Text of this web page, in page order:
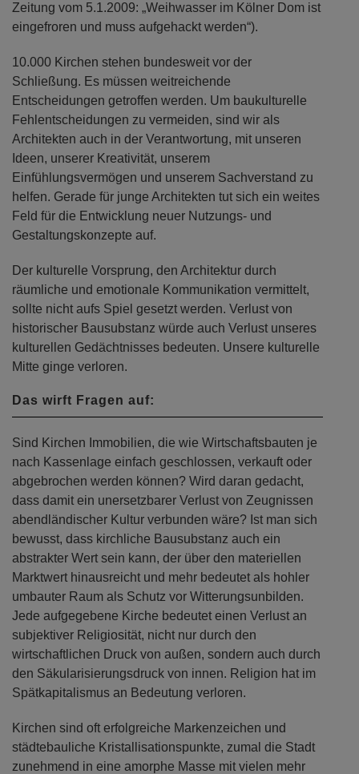
Zeitung vom 5.1.2009: „Weihwasser im Kölner Dom ist
eingefroren und muss aufgehackt werden“).
10.000 Kirchen stehen bundesweit vor der
Schließung. Es müssen weitreichende
Entscheidungen getroffen werden. Um baukulturelle
Fehlentscheidungen zu vermeiden, sind wir als
Architekten auch in der Verantwortung, mit unseren
Ideen, unserer Kreativität, unserem
Einfühlungsvermögen und unserem Sachverstand zu
helfen. Gerade für junge Architekten tut sich ein weites
Feld für die Entwicklung neuer Nutzungs- und
Gestaltungskonzepte auf.
Der kulturelle Vorsprung, den Architektur durch
räumliche und emotionale Kommunikation vermittelt,
sollte nicht aufs Spiel gesetzt werden. Verlust von
historischer Bausubstanz würde auch Verlust unseres
kulturellen Gedächtnisses bedeuten. Unsere kulturelle
Mitte ginge verloren.
Das wirft Fragen auf:
Sind Kirchen Immobilien, die wie Wirtschaftsbauten je
nach Kassenlage einfach geschlossen, verkauft oder
abgebrochen werden können? Wird daran gedacht,
dass damit ein unersetzbarer Verlust von Zeugnissen
abendländischer Kultur verbunden wäre? Ist man sich
bewusst, dass kirchliche Bausubstanz auch ein
abstrakter Wert sein kann, der über den materiellen
Marktwert hinausreicht und mehr bedeutet als hohler
umbauter Raum als Schutz vor Witterungsunbilden.
Jede aufgegebene Kirche bedeutet einen Verlust an
subjektiver Religiosität, nicht nur durch den
wirtschaftlichen Druck von außen, sondern auch durch
den Säkularisierungsdruck von innen. Religion hat im
Spätkapitalismus an Bedeutung verloren.
Kirchen sind oft erfolgreiche Markenzeichen und
städtebauliche Kristallisationspunkte, zumal die Stadt
zunehmend in eine amorphe Masse mit vielen mehr